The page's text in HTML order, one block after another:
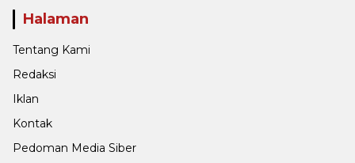
Halaman
Tentang Kami
Redaksi
Iklan
Kontak
Pedoman Media Siber